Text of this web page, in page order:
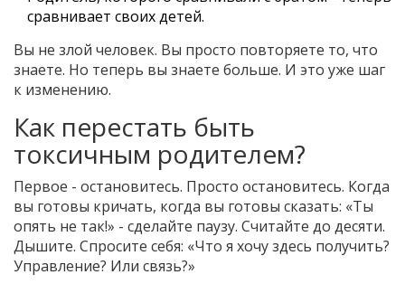
сравнивает своих детей.
Вы не злой человек. Вы просто повторяете то, что
знаете. Но теперь вы знаете больше. И это уже шаг
к изменению.
Как перестать быть
токсичным родителем?
Первое - остановитесь. Просто остановитесь. Когда
вы готовы кричать, когда вы готовы сказать: «Ты
опять не так!» - сделайте паузу. Считайте до десяти.
Дышите. Спросите себя: «Что я хочу здесь получить?
Управление? Или связь?»